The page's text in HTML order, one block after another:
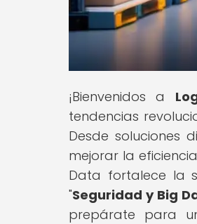
¡Bienvenidos a
tendencias
Desde soluciones
mejorar la
Data fortalece la
"Seguridad y Big
prepárate para